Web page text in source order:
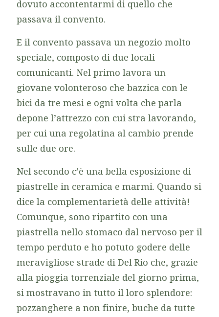
dovuto accontentarmi di quello che
passava il convento.
E il convento passava un negozio molto
speciale, composto di due locali
comunicanti. Nel primo lavora un
giovane volonteroso che bazzica con le
bici da tre mesi e ogni volta che parla
depone l’attrezzo con cui stra lavorando,
per cui una regolatina al cambio prende
sulle due ore.
Nel secondo c’è una bella esposizione di
piastrelle in ceramica e marmi. Quando si
dice la complementarietà delle attività!
Comunque, sono ripartito con una
piastrella nello stomaco dal nervoso per il
tempo perduto e ho potuto godere delle
meravigliose strade di Del Rio che, grazie
alla pioggia torrenziale del giorno prima,
si mostravano in tutto il loro splendore:
pozzanghere a non finire, buche da tutte